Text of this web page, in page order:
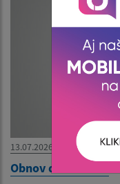
13.07.2026
Obnov dom mini +